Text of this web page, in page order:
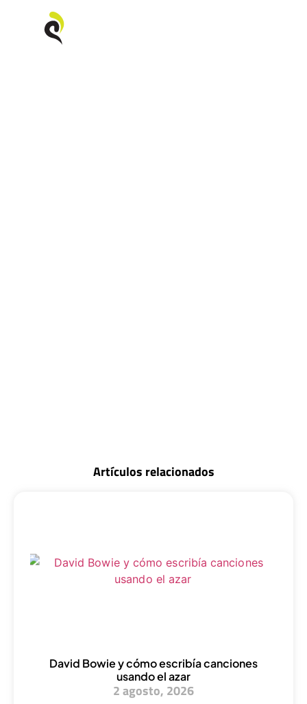
Artículos relacionados
David Bowie y cómo escribía canciones
usando el azar
2 agosto, 2026